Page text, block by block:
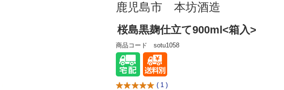
鹿児島市 本坊酒造
桜島黒麹仕立て900ml<箱入>
商品コード sotu1058
( 1 )